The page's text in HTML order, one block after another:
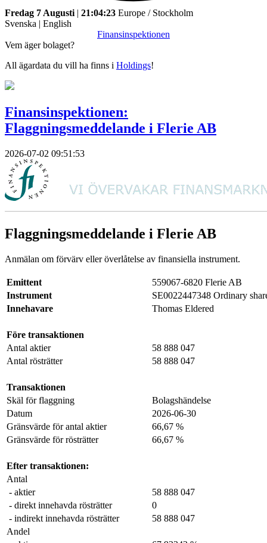
Fredag 7 Augusti | 21:04:23 Europe / Stockholm
Svenska | English
Finansinspektionen
Vem äger bolaget?
All ägardata du vill ha finns i Holdings!
Finansinspektionen:
Flaggningsmeddelande i Flerie AB
2026-07-02 09:51:53
Flaggningsmeddelande i Flerie AB
Anmälan om förvärv eller överlåtelse av finansiella instrument.
Emittent
559067-6820 Flerie AB
Instrument
SE0022447348 Ordinary
Innehavare
Thomas Eldered
Före transaktionen
Antal aktier
58 888 047
Antal rösträtter
58 888 047
Transaktionen
Skäl för flaggning
Bolagshändelse
Datum
2026-06-30
Gränsvärde för antal aktier
66,67 %
Gränsvärde för rösträtter
66,67 %
Efter transaktionen:
Antal
- aktier
58 888 047
- direkt innehavda rösträtter
0
- indirekt innehavda rösträtter
58 888 047
Andel